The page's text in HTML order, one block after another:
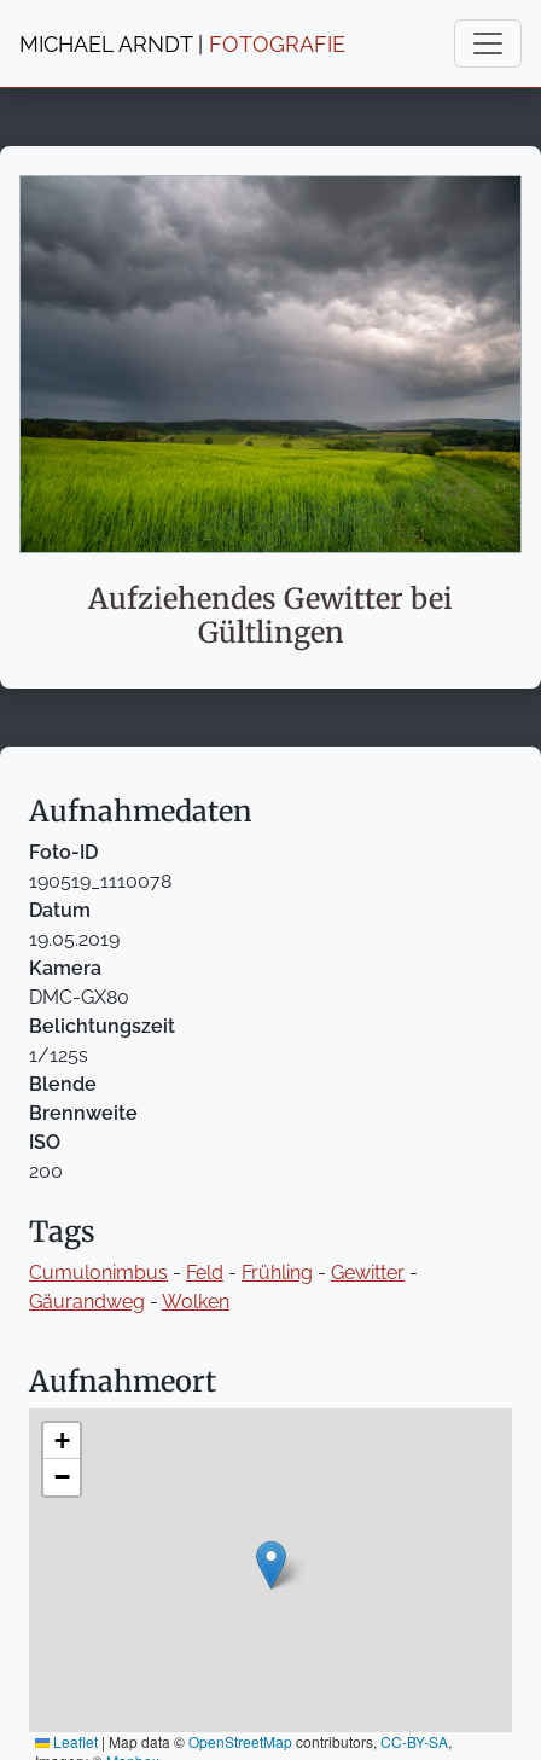
MICHAEL ARNDT | FOTOGRAFIE
Aufziehendes Gewitter bei
Gültlingen
Aufnahmedaten
Foto-ID
190519_1110078
Datum
19.05.2019
Kamera
DMC-GX80
Belichtungszeit
1/125s
Blende
Brennweite
ISO
200
Tags
Cumulonimbus - Feld - Frühling - Gewitter -
Gäurandweg - Wolken
Aufnahmeort
+
−
Leaflet | Map data ©OpenStreetMapcontributors, CC-BY-SA,